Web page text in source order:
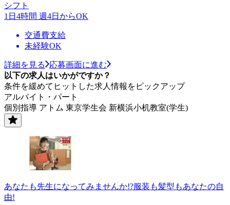
シフト
1日4時間 週4日からOK
交通費支給
未経験OK
詳細を見る
応募画面に進む
以下の求人はいかがですか？
条件を緩めてヒットした求人情報をピックアップ
アルバイト・パート
個別指導 アトム 東京学生会 新横浜小机教室(学生)
あなたも先生になってみませんか!?服装も髪型もあなたの自
由!